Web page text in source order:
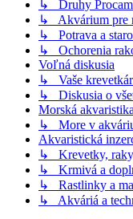
↳ Druhy
↳ Akvárium pre
↳ Potrava a
↳ Ochorenia
Voľná diskusia
↳ Vaše
↳ Diskusia o
Morská akvaristika
↳ More v
Akvaristická
↳ Krevetky,
↳ Krmivá a
↳ Rastlinky a
↳ Akváriá a